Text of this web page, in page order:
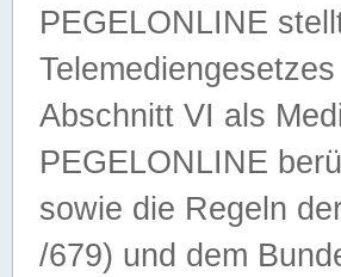
PEGELONLINE
Abschnitt VI als
PEGELONLINE
sowie die Regeln
/679) und dem